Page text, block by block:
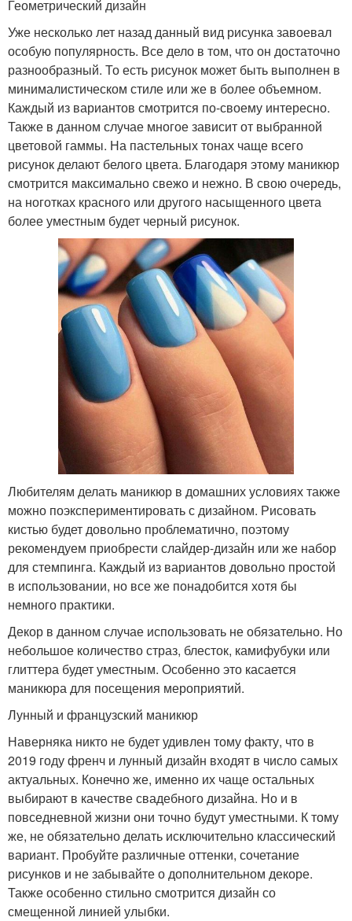
Геометрический дизайн
Уже несколько лет назад данный вид рисунка завоевал
особую популярность. Все дело в том, что он достаточно
разнообразный. То есть рисунок может быть выполнен в
минималистическом стиле или же в более объемном.
Каждый из вариантов смотрится по-своему интересно.
Также в данном случае многое зависит от выбранной
цветовой гаммы. На пастельных тонах чаще всего
рисунок делают белого цвета. Благодаря этому маникюр
смотрится максимально свежо и нежно. В свою очередь,
на ноготках красного или другого насыщенного цвета
более уместным будет черный рисунок.
Любителям делать маникюр в домашних условиях также
можно поэкспериментировать с дизайном. Рисовать
кистью будет довольно проблематично, поэтому
рекомендуем приобрести слайдер-дизайн или же набор
для стемпинга. Каждый из вариантов довольно простой
в использовании, но все же понадобится хотя бы
немного практики.
Декор в данном случае использовать не обязательно. Но
небольшое количество страз, блесток, камифубуки или
глиттера будет уместным. Особенно это касается
маникюра для посещения мероприятий.
Лунный и французский маникюр
Наверняка никто не будет удивлен тому факту, что в
2019 году френч и лунный дизайн входят в число самых
актуальных. Конечно же, именно их чаще остальных
выбирают в качестве свадебного дизайна. Но и в
повседневной жизни они точно будут уместными. К тому
же, не обязательно делать исключительно классический
вариант. Пробуйте различные оттенки, сочетание
рисунков и не забывайте о дополнительном декоре.
Также особенно стильно смотрится дизайн со
смещенной линией улыбки.